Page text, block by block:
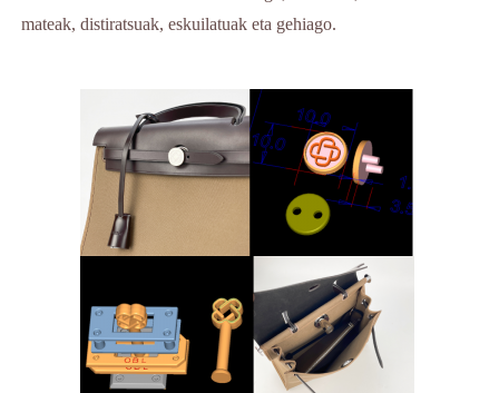
mateak, distiratsuak, eskuilatuak eta gehiago.